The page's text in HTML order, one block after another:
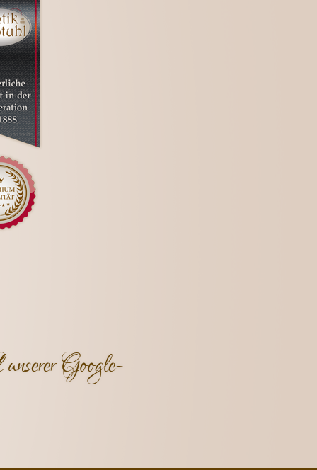
Google-